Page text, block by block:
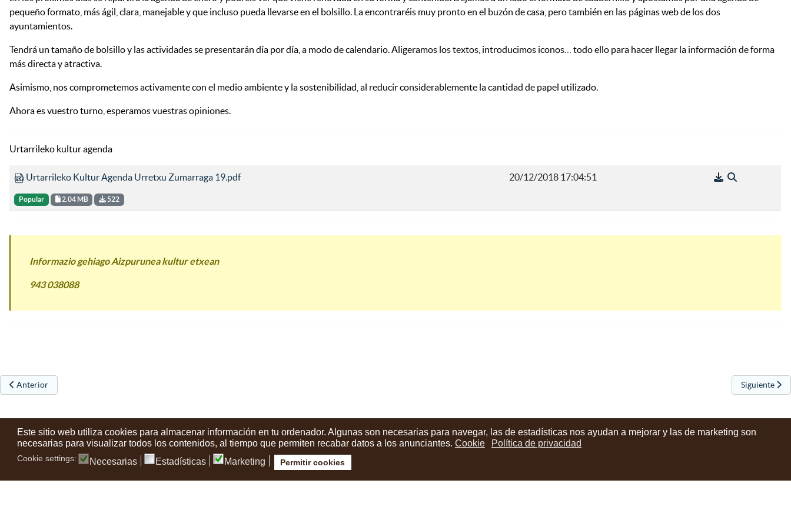
Este sitio web utiliza cookies para almacenar información en tu ordenador. Algunas son necesarias para navegar, las de estadísticas nos ayudan a mejorar y las de marketing son
necesarias para visualizar todos los contenidos, al tiempo que permiten recabar datos a los anunciantes. Cookie Política de privacidad
Cookie settings: Necesarias Estadísticas Marketing Permitir cookies
pequeño formato, más ágil, clara, manejable y que incluso pueda llevarse en el bolsillo. La encontraréis muy pronto en el buzón de casa, pero también en las páginas web de los dos
ayuntamientos.
Tendrá un tamaño de bolsillo y las actividades se presentarán día por día, a modo de calendario. Aligeramos los textos, introducimos iconos… todo ello para hacer llegar la información de forma
más directa y atractiva.
Asimismo, nos comprometemos activamente con el medio ambiente y la sostenibilidad, al reducir considerablemente la cantidad de papel utilizado.
Ahora es vuestro turno, esperamos vuestras opiniones.
Urtarrileko kultur agenda
Urtarrileko Kultur Agenda Urretxu Zumarraga 19.pdf
Popular 2.04 MB 522
20/12/2018 17:04:51
Informazio gehiago Aizpurunea kultur etxean
943 038088
Artículo anterior: Repartidos los premios de los concursos de redacción y crismas de Navidad
Anterior Artículo
Siguiente
Condiciones de uso Aviso legal Noticias Tu opinión cuenta